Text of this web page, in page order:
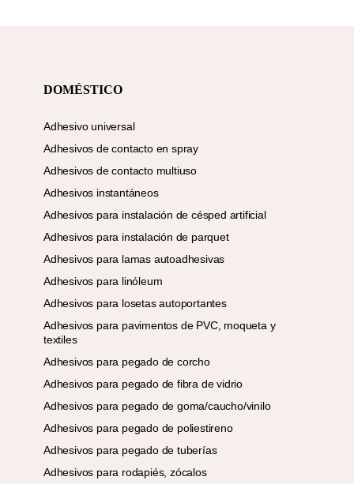
DOMÉSTICO
Adhesivo universal
Adhesivos de contacto en spray
Adhesivos de contacto multiuso
Adhesivos instantáneos
Adhesivos para instalación de césped artificial
Adhesivos para instalación de parquet
Adhesivos para lamas autoadhesivas
Adhesivos para linóleum
Adhesivos para losetas autoportantes
Adhesivos para pavimentos de PVC, moqueta y
textiles
Adhesivos para pegado de corcho
Adhesivos para pegado de fibra de vidrio
Adhesivos para pegado de goma/caucho/vinilo
Adhesivos para pegado de poliestireno
Adhesivos para pegado de tuberías
Adhesivos para rodapiés, zócalos